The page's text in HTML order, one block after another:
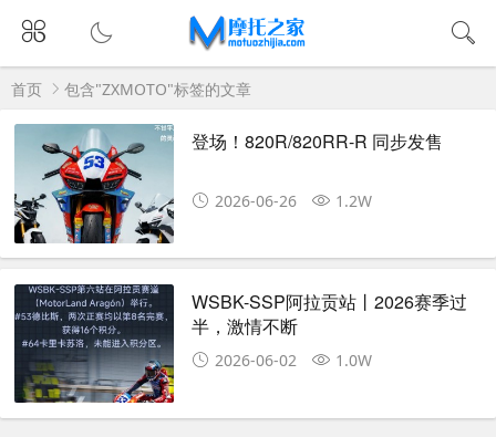
首页 包含"ZXMOTO"标签的文章
登场！820R/820RR-R 同步发售
2026-06-26 1.2W
WSBK-SSP阿拉贡站丨2026赛季过
半，激情不断
2026-06-02 1.0W